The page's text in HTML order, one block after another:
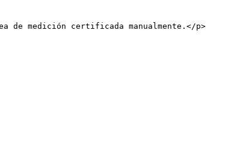
de medición certificada manualmente.</p>